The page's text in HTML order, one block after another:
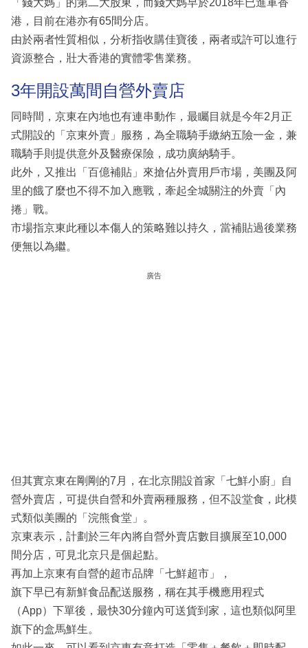
「錢大媽」的第二大股東，而錢大媽早於2018年已進軍香
港，目前在港亦有65間分店。
由於兩者性質相似，分析指收購佳寶後，兩者或許可以進行
資源整合，壯大香港的實體零售業務。
3年開設萬間自營外賣店
同時間，京東在內地也有連串動作，最矚目就是今年2月正
式開設的「京東外賣」服務，為全職騎手繳納五險一金，兼
職騎手則提供意外及醫療保險，成功廣納騎手。
此外，又推出「百億補貼」來搶佔外賣用戶市場，美團及阿
里的餓了麼也不得不加入應戰，牽起全城關注的外賣「內
捲」戰。
市場指京東此種以本傷人的策略難以持久，當補貼過後業務
便無以為繼。
廣告
但其實京東在剛剛的7月，在北京開設首家「七鮮小廚」自
營外賣店，可提供自營和外賣兩種服務，但不設堂食，此模
式類似美團的「浣熊食堂」。
京東表示，計劃於三年內將自營外賣店數目擴展至10,000
間分店，可見北京只是個起點。
再加上京東有自營的超市品牌「七鮮超市」，
旗下早已有新鮮食品配送服務，稱在其手機應用程式
（App）下單後，最快30分鐘內可送貨到家，這也類似阿里
旗下的盒馬鮮生。